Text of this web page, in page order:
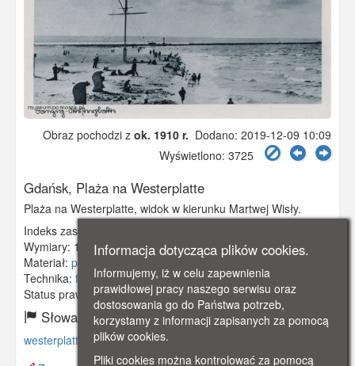
Obraz pochodzi z ok. 1910 r. Dodano: 2019-12-09 10:09
Wyświetlono: 3725
Gdańsk, Plaża na Westerplatte
Plaża na Westerplatte, widok w kierunku Martwej Wisły.
Indeks zasobu:
Wymiary: 140 x 90 mm
Materiał: pocztówka
Technika: fotografia czarno-biała
Status prawny:Użycie Niekomercyjne
Słowa kluczowe:
westerplatte plaża,
Informacja dotycząca plików cookies.
Informujemy, iż w celu zapewnienia
prawidłowej pracy naszego serwisu oraz
dostosowania go do Państwa potrzeb,
korzystamy z informacji zapisanych za pomocą
plików cookies.
Pliki cookies można kontrolować za pomocą